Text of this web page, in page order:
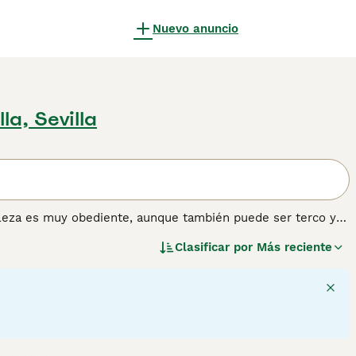
Nuevo anuncio
Sevilla
es muy obediente, aunque también puede ser terco y
se les controla un poco su entusiasmo, suelen llevarse
alta de desarrollar agresión hacia otros perros
con poca experiencia con perros. Consulta
más información sobre esta raza.
Clasificar por Más reciente